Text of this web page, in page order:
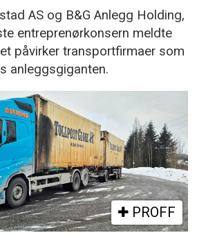
AS og B&G Anlegg Holding,
entreprenørkonsern meldte
påvirker transportfirmaer som
anleggsgiganten.
PROFF